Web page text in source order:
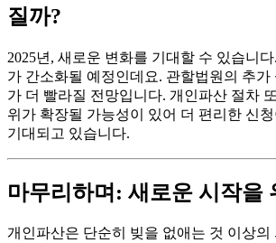
질까?
2025년, 새로운 변화를 기대할 수 있습니다.
가 간소화될 예정인데요. 관할법원의 추가
가 더 빨라질 전망입니다. 개인파산 절차
위가 확장될 가능성이 있어 더 편리한 신
기대되고 있습니다.
마무리하며: 새로운 시작을
개인파산은 단순히 빚을 없애는 것 이상의